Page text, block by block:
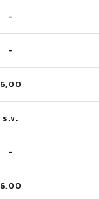
-
-
6,00
s.v.
-
6,00